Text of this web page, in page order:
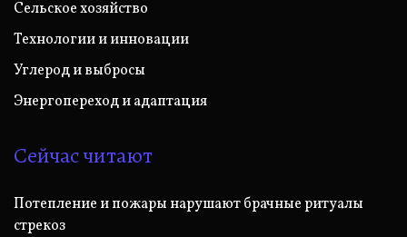
Сельское хозяйство
Технологии и инновации
Углерод и выбросы
Энергопереход и адаптация
Сейчас читают
Потепление и пожары нарушают брачные ритуалы
стрекоз